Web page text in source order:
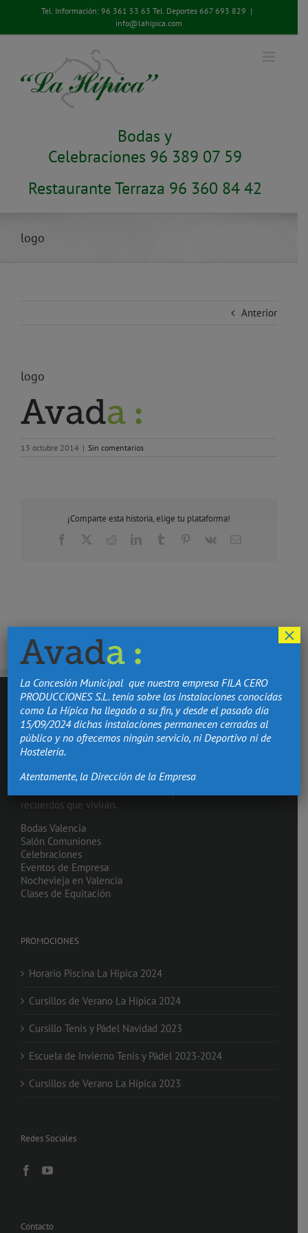
contenido
Tel. Información: 96 361 53 63 Tel. Deportes 667 693 829 |
info@lahipica.com
Bodas y
Celebraciones 96 389 07 59
Restaurante Terraza 96 360 84 42
logo
Anterior
logo
13 octubre 2014 | Sin comentarios
¡Comparte esta historia, elige tu plataforma!
Facebook RedditLinkedInTumblr Pinterest
Vk
Correo
recuerdos que vivirán.
Bodas Valencia
Salón Comuniones
Celebraciones
Eventos de Empresa
Nochevieja en Valencia
Clases de Equitación
PROMOCIONES
Horario Piscina La Hipica 2024
Cursillos de Verano La Hípica 2024
Cursillo Tenis y Pádel Navidad 2023
Escuela de Invierno Tenis y Pádel 2023-2024
Cursillos de Verano La Hípica 2023
Redes Sociales
Contacto
La Concesión Municipal que nuestra empresa FILA CERO
PRODUCCIONES S.L. tenía sobre las instalaciones conocidas
como La Hípica ha llegado a su fin, y desde el pasado día
15/09/2024 dichas instalaciones permanecen cerradas al
público y no ofrecemos ningún servicio, ni Deportivo ni de
Hostelería.
Atentamente, la Dirección de la Empresa
×